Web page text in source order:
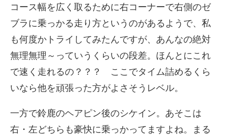
コース幅を広く取るために右コーナーで右側のゼ
ブラに乗っかる走り方というのがあるようで、私
も何度かトライしてみたんですが、あんなの絶対
無理無理～っていうくらいの段差。ほんとにこれ
で速く走れるの？？？ ここでタイム詰めるくら
いなら他を頑張った方がよさそうレベル。
一方で鈴鹿のヘアピン後のシケイン。あそこは
右・左どちらも豪快に乗っかってますよね。まる